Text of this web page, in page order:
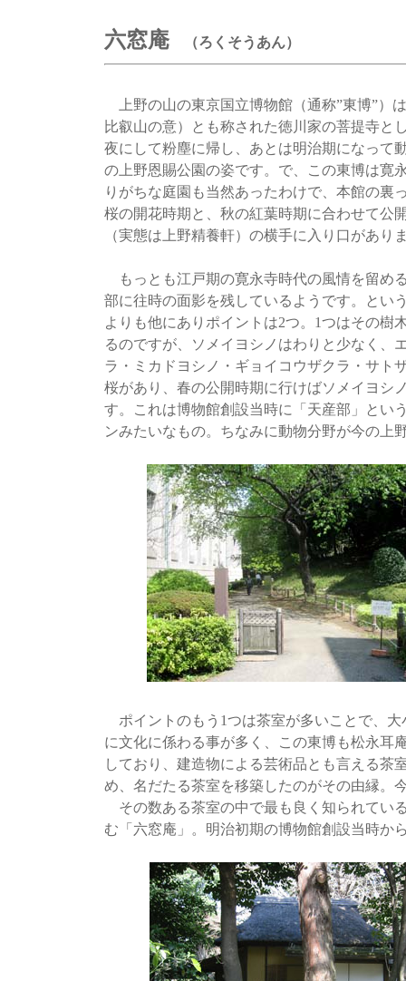
六窓庵 （ろくそうあん）
上野の山の東京国立博物館（通称”東博”）
比叡山の意）とも称された徳川家の菩提寺と
夜にして粉塵に帰し、あとは明治期になって
の上野恩賜公園の姿です。で、この東博は寛
りがちな庭園も当然あったわけで、本館の裏
桜の開花時期と、秋の紅葉時期に合わせて公
（実態は上野精養軒）の横手に入り口があり
もっとも江戸期の寛永寺時代の風情を留め
部に往時の面影を残しているようです。とい
よりも他にありポイントは2つ。1つはその樹
るのですが、ソメイヨシノはわりと少なく、
ラ・ミカドヨシノ・ギョイコウザクラ・サト
桜があり、春の公開時期に行けばソメイヨシ
す。これは博物館創設当時に「天産部」とい
ンみたいなもの。ちなみに動物分野が今の上
ポイントのもう1つは茶室が多いことで、
に文化に係わる事が多く、この東博も松永耳
しており、建造物による芸術品とも言える茶
め、名だたる茶室を移築したのがその由縁。
その数ある茶室の中で最も良く知られてい
む「六窓庵」。明治初期の博物館創設当時か